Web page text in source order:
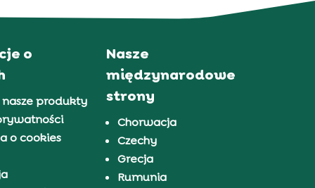
o
nasze produkty
o cookies
Nasze
międzynarodowe
strony
Chorwacja
Czechy
Grecja
Rumunia